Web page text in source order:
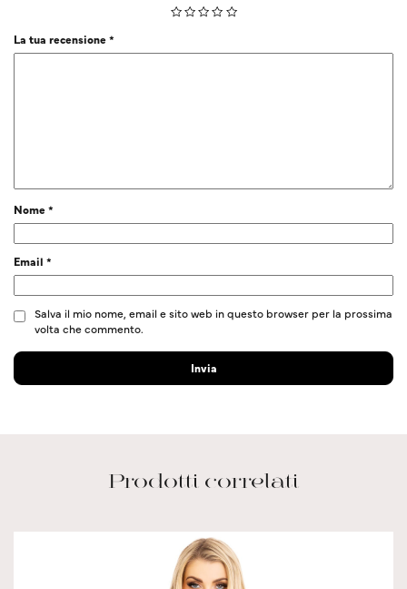
La tua recensione*
Nome*
Email *
Salva il mio nome, email e sito web in questo browser per la prossima
volta che commento.
Prodotti correlati